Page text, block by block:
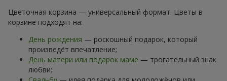
Цветочная корзина — универсальный формат. Цветы в
корзине подходят на:
День рождения — роскошный подарок, который
произведёт впечатление;
День матери или подарок маме — трогательный знак
любви;